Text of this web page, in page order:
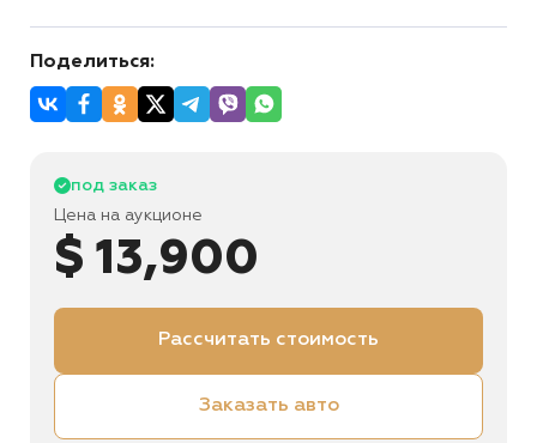
Поделиться:
под заказ
Цена на аукционе
$ 13,900
Рассчитать стоимость
Заказать авто